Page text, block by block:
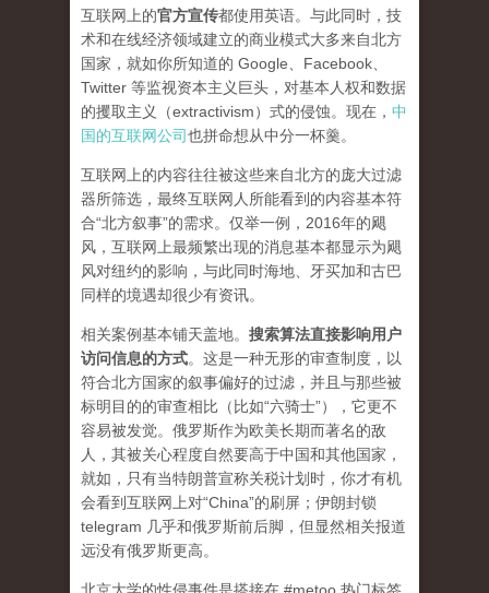
互联网上的官方宣传都使用英语。与此同时，技
术和在线经济领域建立的商业模式大多来自北方
国家，就如你所知道的 Google、Facebook、
Twitter 等监视资本主义巨头，对基本人权和数据
的攫取主义（extractivism）式的侵蚀。现在， 中
国的互联网公司也拼命想从中分一杯羹。
互联网上的内容往往被这些来自北方的庞大过滤
器所筛选，最终互联网人所能看到的内容基本符
合“北方叙事”的需求。仅举一例，2016年的飓
风，互联网上最频繁出现的消息基本都显示为飓
风对纽约的影响，与此同时海地、牙买加和古巴
同样的境遇却很少有资讯。
相关案例基本铺天盖地。 搜索算法直接影响用户
访问信息的方式。 这是一种无形的审查制度，以
符合北方国家的叙事偏好的过滤，并且与那些被
标明目的的审查相比（比如“六骑士”），它更不
容易被发觉。俄罗斯作为欧美长期而著名的敌
人，其被关心程度自然要高于中国和其他国家，
就如，只有当特朗普宣称关税计划时，你才有机
会看到互联网上对“China”的刷屏；伊朗封锁
telegram 几乎和俄罗斯前后脚，但显然相关报道
远没有俄罗斯更高。